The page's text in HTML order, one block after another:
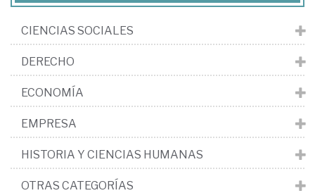
CIENCIAS SOCIALES
DERECHO
ECONOMÍA
EMPRESA
HISTORIA Y CIENCIAS HUMANAS
OTRAS CATEGORÍAS